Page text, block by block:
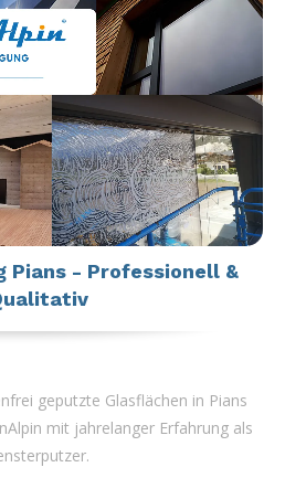
Pians - Professionell &
geputzte Glasflächen in Pians
mit jahrelanger Erfahrung als